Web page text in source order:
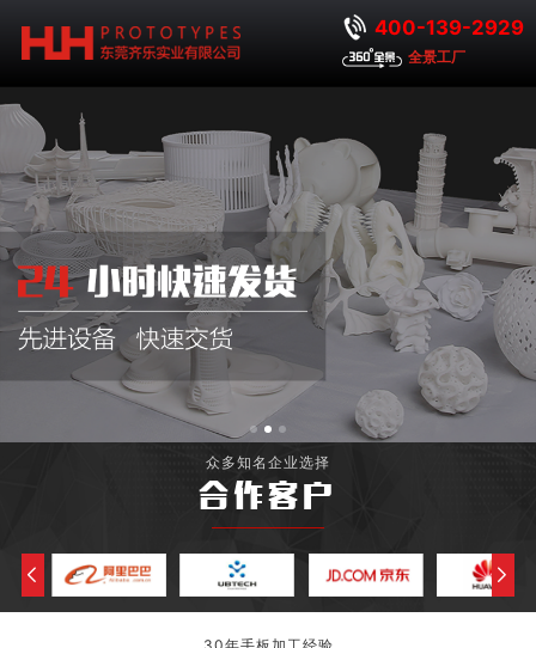
400-139-2929
全景工厂
众多知名企业选择
合作客户